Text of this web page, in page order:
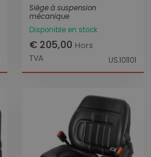
Siège à suspension
mécanique
Disponible en stock
€ 205,00 Hors
TVA
US.101101